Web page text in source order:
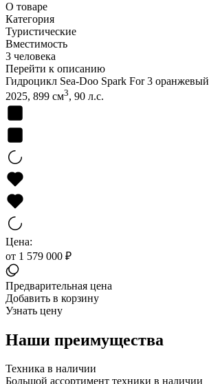
О товаре
Категория
Туристические
Вместимость
3 человека
Перейти к описанию
Гидроцикл Sea-Doo Spark For 3 оранжевый
2025, 899 см3, 90 л.с.
Цена:
от 1 579 000 ₽
Предварительная цена
Добавить в корзину
Узнать цену
Наши преимущества
Техника в наличии
Большой ассортимент техники в наличии